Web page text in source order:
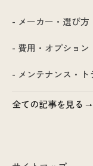
- メーカー・選び方
- 費用・オプション
- メンテナンス・ト
全ての記事を見る